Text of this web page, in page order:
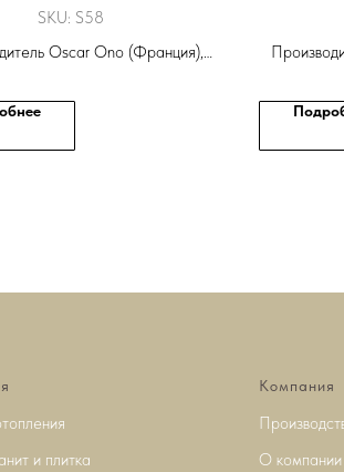
SKU: S58
Oscar Ono (Франция),
и плитка
Компания
О компании